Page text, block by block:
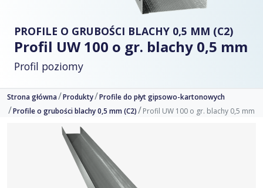
PROFILE O GRUBOŚCI BLACHY 0,5 MM (C2)
Profil UW 100 o gr. blachy 0,5 mm
Profil poziomy
Strona główna Produkty Profile do płyt gipsowo-kartonowych
Profile o grubości blachy 0,5 mm (C2)
Profil UW 100 o gr. blachy 0,5 mm